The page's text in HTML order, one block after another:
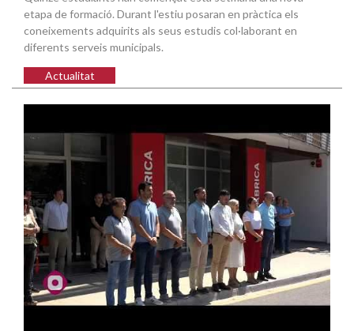
etapa de formació. Durant l'estiu posaran en pràctica els
coneixements adquirits als seus estudis col·laborant en
diferents serveis municipals.
Actualitat